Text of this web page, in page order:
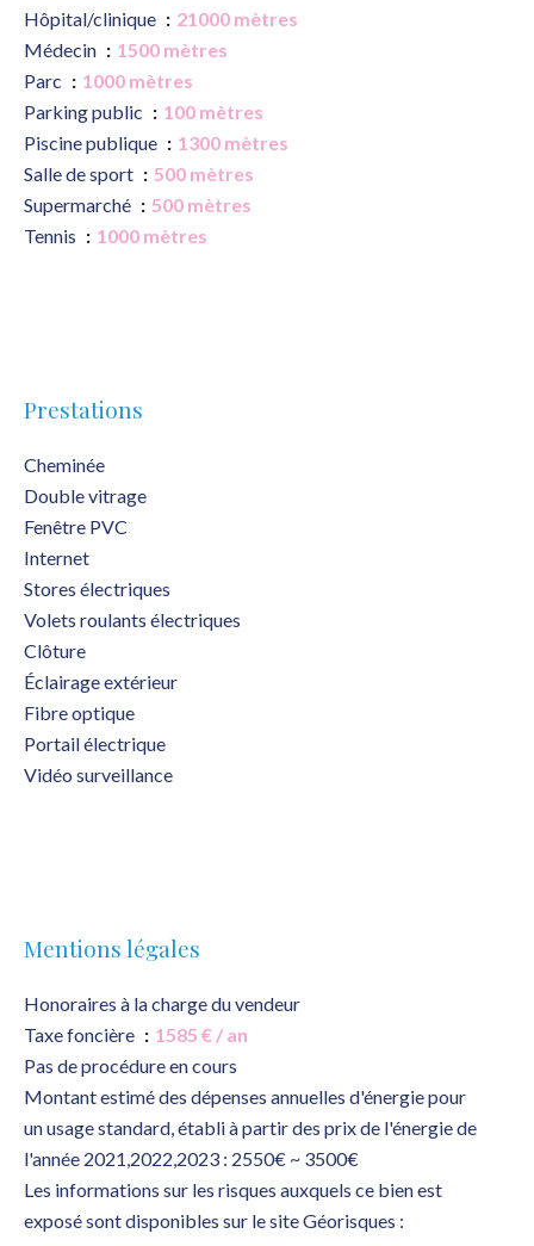
Hôpital/clinique
21000 mètres
Médecin
1500 mètres
Parc
1000 mètres
Parking public
100 mètres
Piscine publique
1300 mètres
Salle de sport
500 mètres
Supermarché
500 mètres
Tennis
1000 mètres
Prestations
Cheminée
Double vitrage
Fenêtre PVC
Internet
Stores électriques
Volets roulants électriques
Clôture
Éclairage extérieur
Fibre optique
Portail électrique
Vidéo surveillance
Mentions légales
Honoraires à la charge du vendeur
Taxe foncière
1585 € / an
Pas de procédure en cours
Montant estimé des dépenses annuelles d'énergie pour
un usage standard, établi à partir des prix de l'énergie de
l'année 2021,2022,2023 : 2550€ ~ 3500€
Les informations sur les risques auxquels ce bien est
exposé sont disponibles sur le site Géorisques :